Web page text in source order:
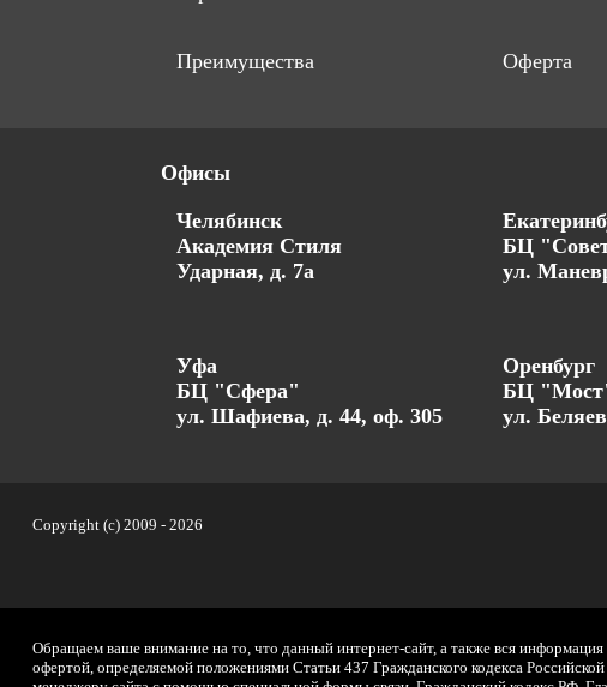
Преимущества Оферта
Офисы
Челябинск
Академия Стиля
Ударная, д. 7а
БЦ
ул.
Уфа
БЦ "Сфера"
ул. Шафиева, д. 44, оф. 305
Оренбург
БЦ
ул.
Copyright (c) 2009 - 2026
Обращаем ваше внимание на то, что данный интернет-сайт, а также вся
офертой, определяемой положениями Статьи 437 Гражданского кодекса